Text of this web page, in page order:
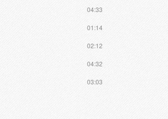
04:33
01:14
02:12
04:32
03:03